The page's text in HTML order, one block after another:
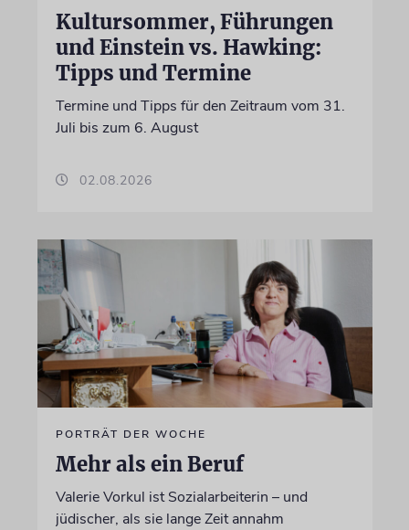
Kultursommer, Führungen
und Einstein vs. Hawking:
Tipps und Termine
Termine und Tipps für den Zeitraum vom 31.
Juli bis zum 6. August
02.08.2026
PORTRÄT DER WOCHE
Mehr als ein Beruf
Valerie Vorkul ist Sozialarbeiterin – und
jüdischer, als sie lange Zeit annahm